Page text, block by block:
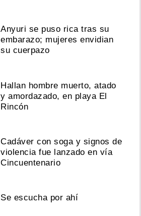
Anyuri se puso rica tras su
embarazo; mujeres envidian
su cuerpazo
Hallan hombre muerto, atado
y amordazado, en playa El
Rincón
Cadáver con soga y signos de
violencia fue lanzado en vía
Cincuentenario
Se escucha por ahí